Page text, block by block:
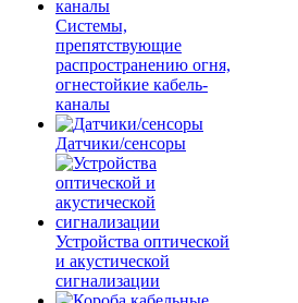
Системы,
препятствующие
распространению огня,
огнестойкие кабель-
каналы
Датчики/сенсоры
Устройства оптической
и акустической
сигнализации